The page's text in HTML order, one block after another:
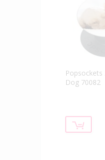
Popsockets
Dog 70082